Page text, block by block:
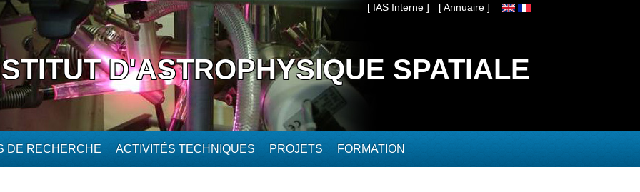
[ IAS Interne ] [ Annuaire ]
D'ASTROPHYSIQUE SPATIALE
DE RECHERCHE ACTIVITÉS TECHNIQUES PROJETS FORMATION